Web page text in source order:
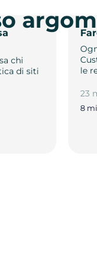
chi
di siti
le
23
8